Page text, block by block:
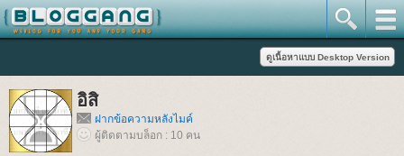
อิสิ
ฝากข้อความหลังไมค์
ผู้ติดตามบล็อก : 10 คน